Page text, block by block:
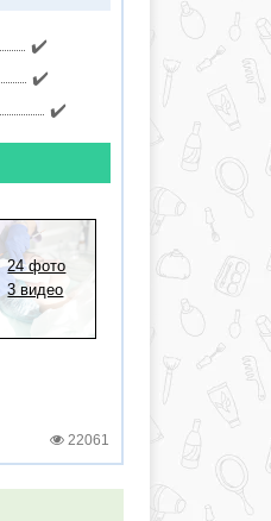
✔️
✔️
✔️
24 фото
3 видео
22061